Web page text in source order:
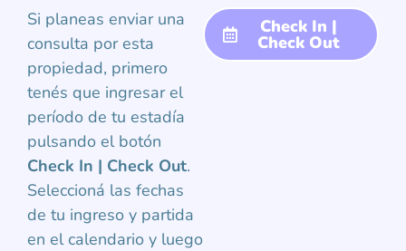
Si planeas enviar una
consulta por esta
propiedad, primero
tenés que ingresar el
período de tu estadía
pulsando el botón
Check In | Check Out.
Seleccioná las fechas
de tu ingreso y partida
en el calendario y luego
Check In |
Check Out